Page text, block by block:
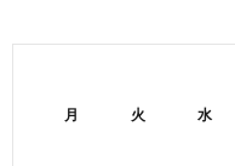
月 火 水